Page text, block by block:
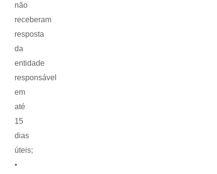
não
receberam
resposta
da
entidade
responsável
em
até
15
dias
úteis;
•